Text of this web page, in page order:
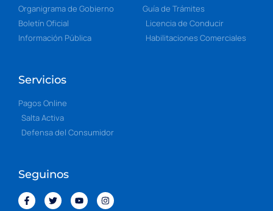
Organigrama de Gobierno
Boletín Oficial
Información Pública
Guía de Trámites
Licencia de Conducir
Habilitaciones Comerciales
Servicios
Pagos Online
Salta Activa
Defensa del Consumidor
Seguinos